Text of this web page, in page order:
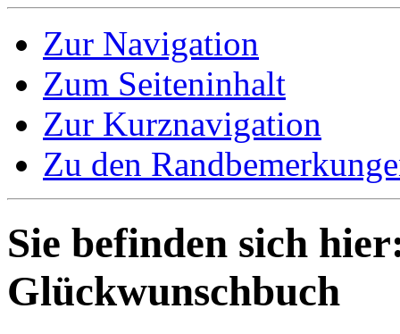
Zur Navigation
Zum Seiteninhalt
Zur Kurznavigation
Zu den
Sie befinden sich
Glückwunschbuch